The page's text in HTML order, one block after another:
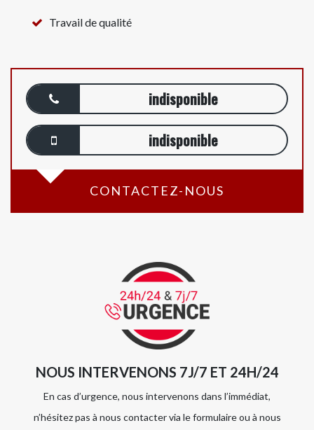
Travail de qualité
indisponible
indisponible
CONTACTEZ-NOUS
NOUS INTERVENONS 7J/7 ET 24H/24
En cas d’urgence, nous intervenons dans l’immédiat,
n’hésitez pas à nous contacter via le formulaire ou à nous